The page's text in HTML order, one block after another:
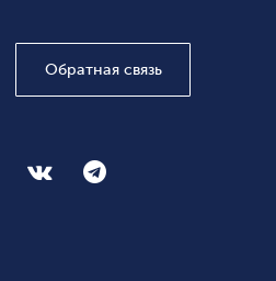
Обратная связь